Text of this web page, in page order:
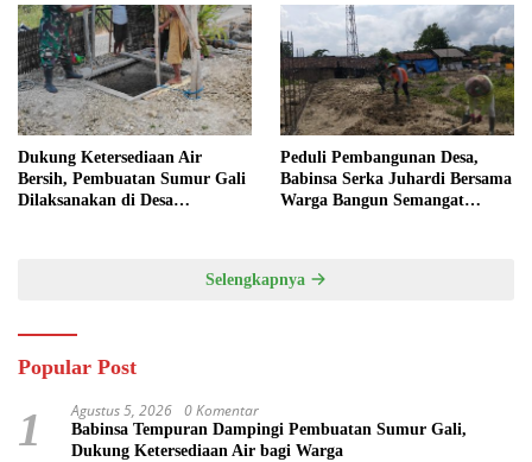
Dukung Ketersediaan Air
Bersih, Pembuatan Sumur Gali
Dilaksanakan di Desa
Peduli Pembangunan Desa,
Babinsa Serka Juhardi Bersama
Warga Bangun Semangat
Selengkapnya
Popular Post
1 Agustus 5, 2026 0 Komentar
Babinsa Tempuran Dampingi Pembuatan Sumur Gali,
Dukung Ketersediaan Air bagi Warga